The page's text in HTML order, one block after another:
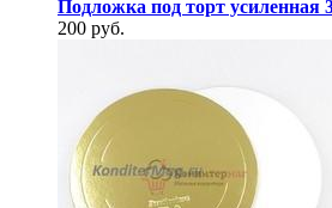
Подложка под торт усиленная
200 руб.